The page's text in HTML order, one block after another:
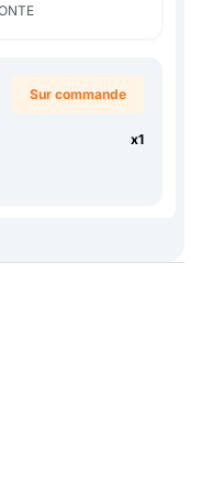
Sur commande
x1